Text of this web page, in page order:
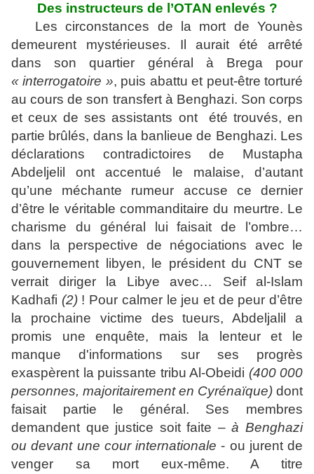
Des instructeurs de l’OTAN enlevés ?
Les circonstances de la mort de Younès
demeurent mystérieuses. Il aurait été arrêté
dans son quartier général à Brega pour
« interrogatoire », puis abattu et peut-être torturé
au cours de son transfert à Benghazi. Son corps
et ceux de ses assistants ont été trouvés, en
partie brûlés, dans la banlieue de Benghazi. Les
déclarations contradictoires de Mustapha
Abdeljelil ont accentué le malaise, d’autant
qu’une méchante rumeur accuse ce dernier
d’être le véritable commanditaire du meurtre. Le
charisme du général lui faisait de l’ombre…
dans la perspective de négociations avec le
gouvernement libyen, le président du CNT se
verrait diriger la Libye avec… Seif al-Islam
Kadhafi (2) ! Pour calmer le jeu et de peur d’être
la prochaine victime des tueurs, Abdeljalil a
promis une enquête, mais la lenteur et le
manque d'informations sur ses progrès
exaspèrent la puissante tribu Al-Obeidi (400 000
personnes, majoritairement en Cyrénaïque) dont
faisait partie le général. Ses membres
demandent que justice soit faite –à Benghazi
ou devant une cour internationale - ou jurent de
venger sa mort eux-même. A titre